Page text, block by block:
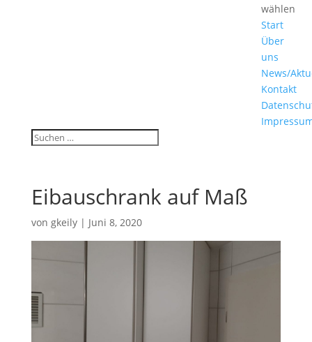
wählen
Start
Über
uns
News/
Kontakt
Eibauschrank auf Maß
von gkeily| Juni 8, 2020